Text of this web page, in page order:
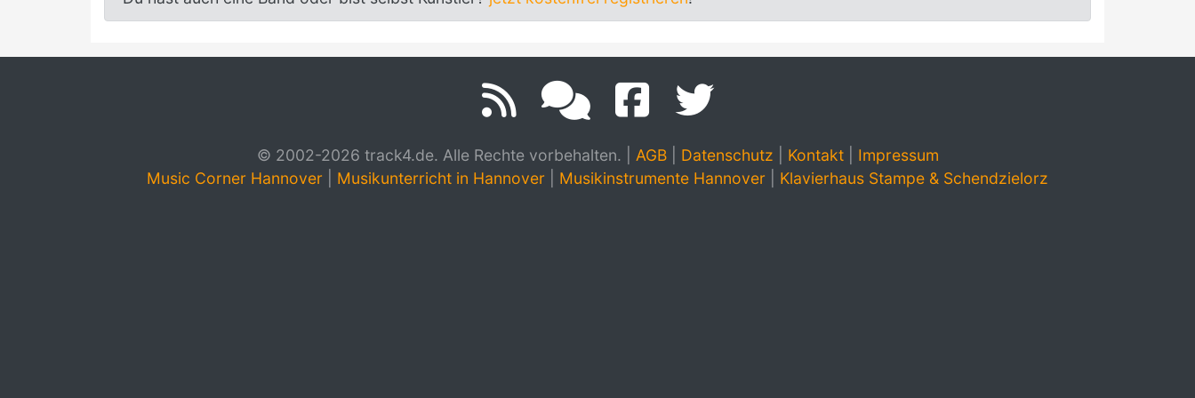
© 2002-2026 track4.de. Alle Rechte vorbehalten. AGB| Datenschutz Kontakt| Impressum
Music Corner Hannover
Musikunterricht in Hannover Musikinstrumente Hannover Klavierhaus Stampe & Schendzielorz